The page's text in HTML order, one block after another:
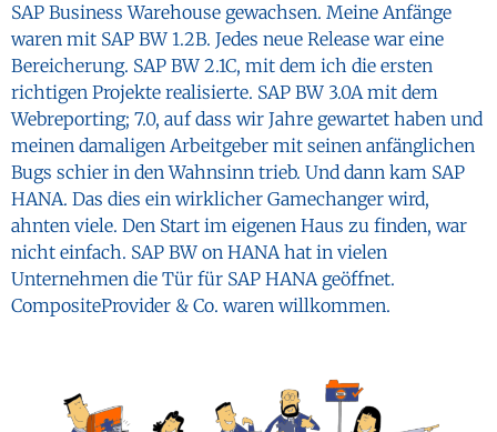
SAP Business Warehouse gewachsen. Meine Anfänge
waren mit SAP BW 1.2B. Jedes neue Release war eine
Bereicherung. SAP BW 2.1C, mit dem ich die ersten
richtigen Projekte realisierte. SAP BW 3.0A mit dem
Webreporting; 7.0, auf dass wir Jahre gewartet haben und
meinen damaligen Arbeitgeber mit seinen anfänglichen
Bugs schier in den Wahnsinn trieb. Und dann kam SAP
HANA. Das dies ein wirklicher Gamechanger wird,
ahnten viele. Den Start im eigenen Haus zu finden, war
nicht einfach. SAP BW on HANA hat in vielen
Unternehmen die Tür für SAP HANA geöffnet.
CompositeProvider & Co. waren willkommen.